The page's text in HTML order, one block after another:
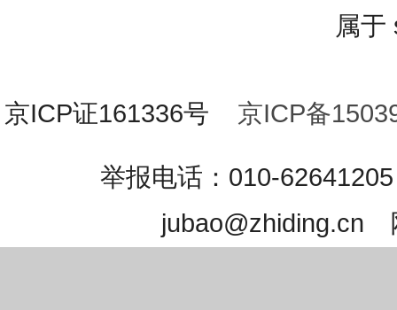
属于
京ICP证161336号 京ICP备
举报电话：010-
jubao@zhiding.cn